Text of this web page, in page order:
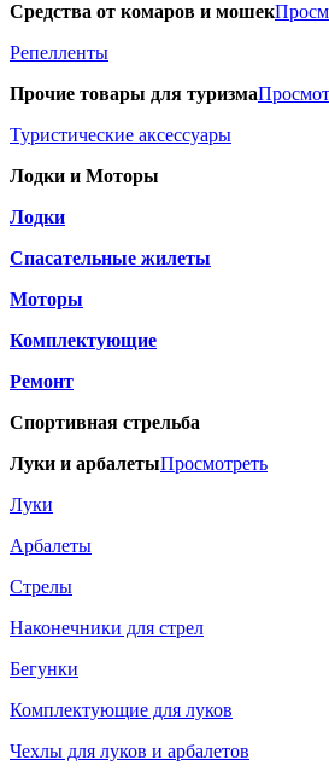
Средства от комаров и мошек
Репелленты
Прочие товары для туризма
Туристические аксессуары
Лодки и Моторы
Лодки
Спасательные жилеты
Моторы
Комплектующие
Ремонт
Спортивная стрельба
Луки и арбалетыПросмотреть
Луки
Арбалеты
Стрелы
Наконечники для стрел
Бегунки
Комплектующие для луков
Чехлы для луков и арбалетов